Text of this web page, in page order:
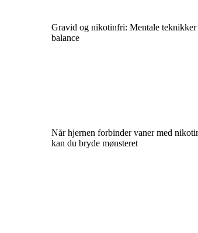
Gravid og nikotinfri: Mentale
balance
Når hjernen forbinder vaner med
kan du bryde mønsteret